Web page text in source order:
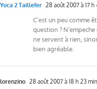
Yuca 2 Taillefer 28 août 2007 à 17 h
C’est un peu comme
question ?
ne servent à rien,
bien agréable.
lorenzino 28 août 2007 à 18 h 23 min